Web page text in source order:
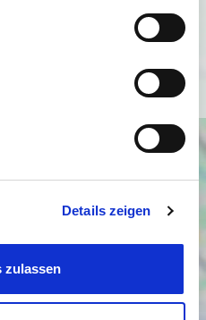
Details zeigen
zulassen
privacy